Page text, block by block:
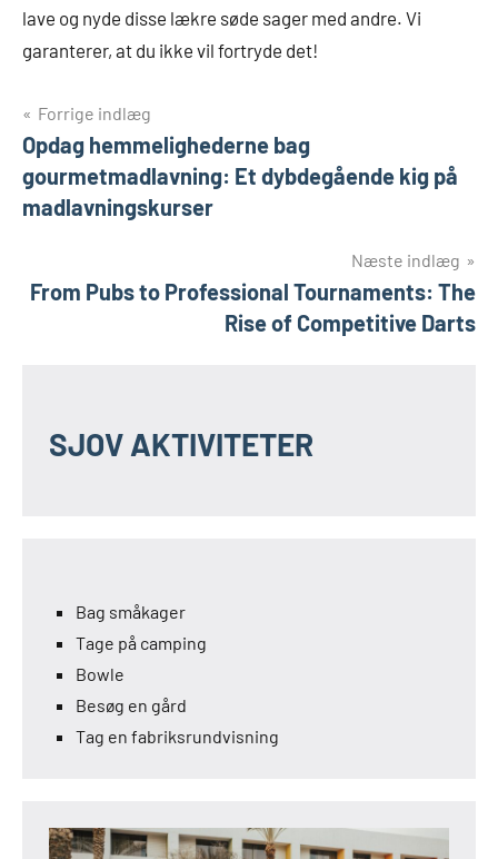
lave og nyde disse lækre søde sager med andre. Vi
garanterer, at du ikke vil fortryde det!
Indlægsnavigation
Forrige indlæg
Opdag hemmelighederne bag
gourmetmadlavning: Et dybdegående kig på
madlavningskurser
Næste indlæg
From Pubs to Professional Tournaments: The
Rise of Competitive Darts
SJOV AKTIVITETER
Bag småkager
Tage på camping
Bowle
Besøg en gård
Tag en fabriksrundvisning